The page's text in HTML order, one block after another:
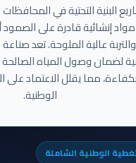
البنية التحتية في
إنشائية قادرة على
عالية الملوحة. تعد صناعة
لضمان وصول المياه
مما يقلل الاعتماد على
الوطنية.
الوطنية الشاملة